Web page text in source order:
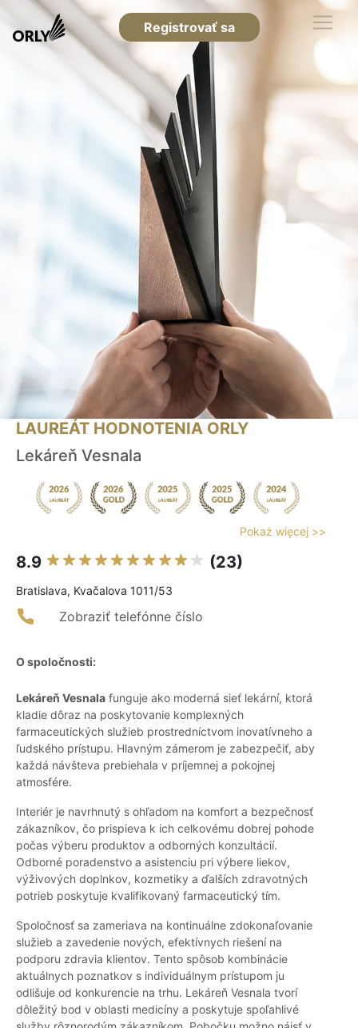
Registrovať sa
LAUREÁT HODNOTENIA ORLY
Lekáreň Vesnala
Pokaż więcej >>
8.9 (23)
Bratislava, Kvačalova 1011/53
Zobraziť telefónne číslo
O spoločnosti:
Lekáreň Vesnala funguje ako moderná sieť lekární, ktorá
kladie dôraz na poskytovanie komplexných
farmaceutických služieb prostredníctvom inovatívneho a
ľudského prístupu. Hlavným zámerom je zabezpečiť, aby
každá návšteva prebiehala v príjemnej a pokojnej
atmosfére.
Interiér je navrhnutý s ohľadom na komfort a bezpečnosť
zákazníkov, čo prispieva k ich celkovému dobrej pohode
počas výberu produktov a odborných konzultácií.
Odborné poradenstvo a asistenciu pri výbere liekov,
výživových doplnkov, kozmetiky a ďalších zdravotných
potrieb poskytuje kvalifikovaný farmaceutický tím.
Spoločnosť sa zameriava na kontinuálne zdokonaľovanie
služieb a zavedenie nových, efektívnych riešení na
podporu zdravia klientov. Tento spôsob kombinácie
aktuálnych poznatkov s individuálnym prístupom ju
odlišuje od konkurencie na trhu. Lekáreň Vesnala tvorí
dôležitý bod v oblasti medicíny a poskytuje spoľahlivé